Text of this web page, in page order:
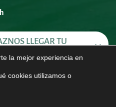
LLEGAR TU
la mejor experiencia en
cookies utilizamos o